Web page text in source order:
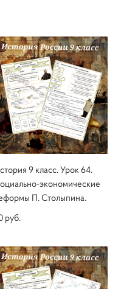
9 класс. Урок 64.
экономические
П. Столыпина.
pуб.